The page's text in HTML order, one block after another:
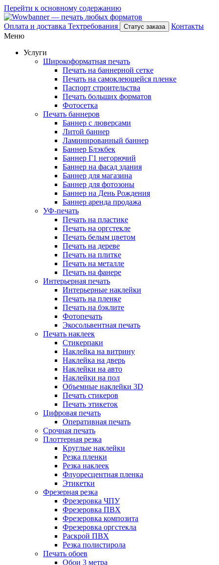
Перейти к основному содержанию
Оплата и доставка Техтребования Статус заказа
Контакты
Меню
Услуги
Широкоформатная печать
Печать на баннерной сетке
Печать на самоклеющейся пленке
Паспорт строительства
Печать больших форматов
Фотосетка
Печать баннеров
Баннер с люверсами
Литой баннер
Ламинированный баннер
Баннер Блэкбек
Баннер Г1 негорючий
Баннер на фасад здания
Баннер для магазина
Баннер для фотозоны
Баннер на День Рождения
Баннер аренда продажа
УФ-печать
Печать на пластике
Печать на оргстекле
Печать белым цветом
Печать на дереве
Печать на плитке
Печать на металле
Печать на фанере
Интерьерная печать
Интерьерные наклейки
Печать на пленке
Печать на бэклите
Фотопечать
Экосольвентная печать
Печать наклеек
Стикерпаки
Наклейка на витрину
Наклейка на дверь
Наклейки на авто
Наклейки на пол
Объемные наклейки 3D
Печать стикеров
Печать этикеток
Цифровая печать
Оперативная печать
Срочная печать
Плоттерная резка
Круглые наклейки
Резка пленки
Резка наклеек
Флуоресцентная пленка
Этикетки
Фрезерная резка
Фрезеровка ЧПУ
Фрезеровка ПВХ
Фрезеровка композита
Фрезеровка оргстекла
Раскрой ПВХ
Резка полистирола
Печать обоев
Обои 3 метра